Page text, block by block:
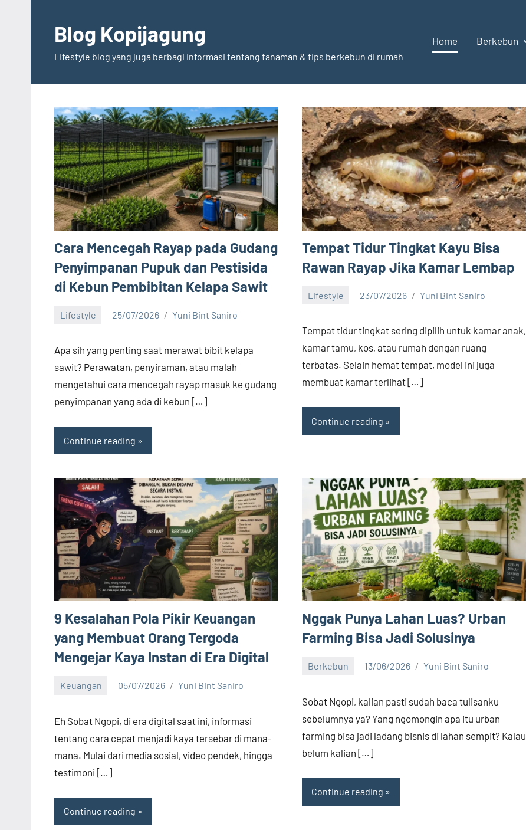
contentBlog Kopijagung
Lifestyle blog yang juga berbagi informasi tentang tanaman & tips berkebun di rumah
Home Berkebun
Cara Mencegah Rayap pada Gudang
Penyimpanan Pupuk dan Pestisida
di Kebun Pembibitan Kelapa Sawit
Lifestyle 25/07/2026 Yuni Bint Saniro
Apa sih yang penting saat merawat bibit kelapa
sawit? Perawatan, penyiraman, atau malah
mengetahui cara mencegah rayap masuk ke gudang
penyimpanan yang ada di kebun […]
Continue reading
Tempat Tidur Tingkat Kayu Bisa
Rawan Rayap Jika Kamar Lembap
Lifestyle 23/07/2026 Yuni Bint Saniro
Tempat tidur tingkat sering dipilih untuk kamar anak,
kamar tamu, kos, atau rumah dengan ruang
terbatas. Selain hemat tempat, model ini juga
membuat kamar terlihat […]
Continue reading
9 Kesalahan Pola Pikir Keuangan
yang Membuat Orang Tergoda
Mengejar Kaya Instan di Era Digital
Keuangan 05/07/2026 Yuni Bint Saniro
Eh Sobat Ngopi, di era digital saat ini, informasi
tentang cara cepat menjadi kaya tersebar di mana-
mana. Mulai dari media sosial, video pendek, hingga
testimoni […]
Continue reading
Nggak Punya Lahan Luas? Urban
Farming Bisa Jadi Solusinya
Berkebun 13/06/2026 Yuni Bint Saniro
Sobat Ngopi, kalian pasti sudah baca tulisanku
sebelumnya ya? Yang ngomongin apa itu urban
farming bisa jadi ladang bisnis di lahan sempit? Kalau
belum kalian […]
Continue reading